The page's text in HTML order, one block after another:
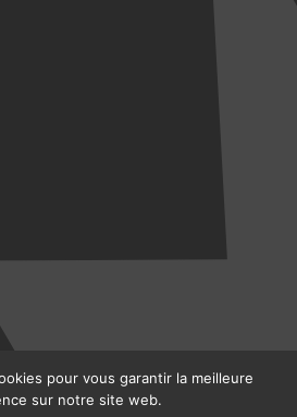
pour vous garantir la meilleure
sur notre site web.